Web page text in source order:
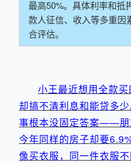
最高50%。具体利率和抵
款人征信、收入等多重因
合评估。
小王最近想用全款
却搞不清利息和能贷多
事根本没固定答案——朋
今年同样的房子却要
像买衣服，同一件衣服